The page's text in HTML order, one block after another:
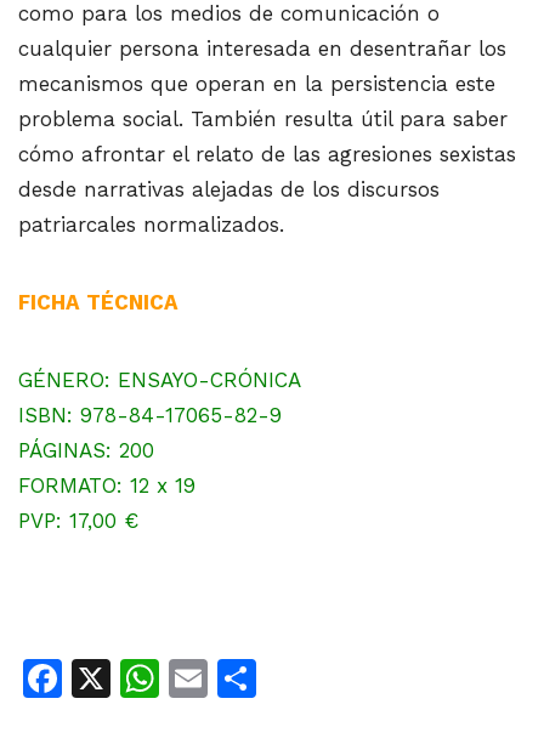
como para los medios de comunicación o
cualquier persona interesada en desentrañar los
mecanismos que operan en la persistencia este
problema social. También resulta útil para saber
cómo afrontar el relato de las agresiones sexistas
desde narrativas alejadas de los discursos
patriarcales normalizados.
FICHA TÉCNICA
GÉNERO: ENSAYO-CRÓNICA
ISBN: 978-84-17065-82-9
PÁGINAS: 200
FORMATO: 12 x 19
PVP: 17,00 €
Facebook
X WhatsApp
Email